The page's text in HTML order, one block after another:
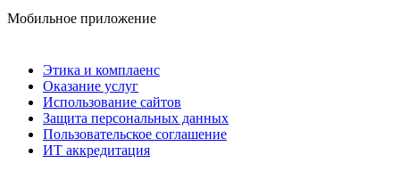
Мобильное приложение
Этика и комплаенс
Оказание услуг
Использование сайтов
Защита персональных данных
Пользовательское соглашение
ИТ аккредитация